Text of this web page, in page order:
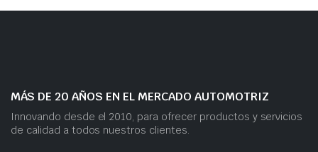
MÁS DE 20 AÑOS EN EL MERCADO AUTOMOTRIZ
Innovando desde el 2010, para ofrecer productos y servicios
de calidad a todos nuestros clientes.